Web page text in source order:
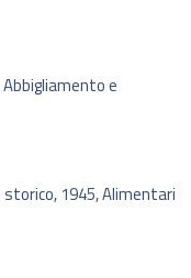
e
1945, Alimentari